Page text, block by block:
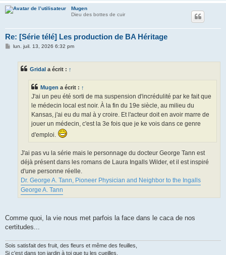
Mugen
Dieu des bottes de cuir
Re: [Série télé] Les production de BA Héritage
Mlun. juil. 13, 2026 6:32 pm
Gridal a écrit : ↑
Mugen a écrit : ↑
J'ai un peu été sorti de ma suspension d'incrédulité par ke fait que
le médecin local est noir. À la fin du 19e siècle, au milieu du
Kansas, j'ai eu du mal à y croire. Et l'acteur doit en avoir marre de
jouer un médecin, c'est la 3e fois que je ke vois dans ce genre
d'emploi.
J'ai pas vu la série mais le personnage du docteur George Tann est
déjà présent dans les romans de Laura Ingalls Wilder, et il est inspiré
d'une personne réelle.
Dr. George A. Tann, Pioneer Physician and Neighbor to the Ingalls
George A. Tann
Comme quoi, la vie nous met parfois la face dans le caca de nos
certitudes...
Sois satisfait des fruit, des fleurs et même des feuilles,
Si c'est dans ton jardin à toi que tu les cueilles.